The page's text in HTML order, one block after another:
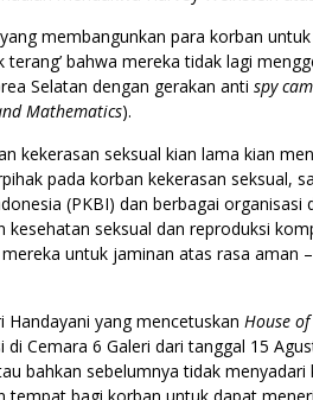
membangunkan para korban
bahwa mereka tidak lagi
Selatan dengan gerakan anti spy cam
Mathematics).
kekerasan seksual kian lama kian
pada korban kekerasan seksual,
(PKBI) dan berbagai
seksual dan reproduksi
untuk jaminan atas rasa aman
yang mencetuskan House
Cemara 6 Galeri dari tanggal 15
bahkan sebelumnya tidak